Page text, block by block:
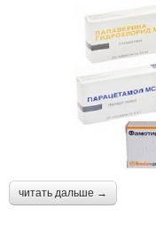
читать дальше →